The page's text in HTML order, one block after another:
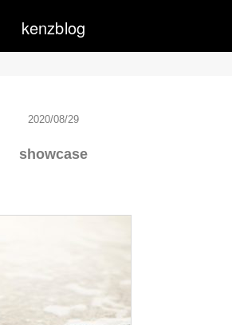
kenzblog
2020/08/29
showcase